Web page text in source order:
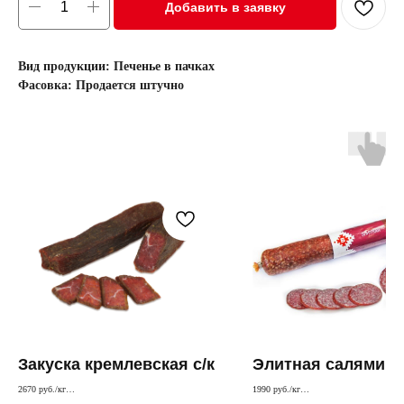
Добавить в заявку
Вид продукции: Печенье в пачках
Фасовка: Продается штучно
Закуска кремлевская с/к
2670 руб./кг
Элитная салями
1990 руб./кг